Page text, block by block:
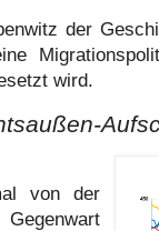
der
wird.
von der